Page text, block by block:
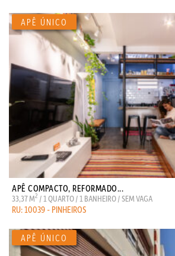
APÊ COMPACTO, REFORMADO...
33,37 M2 / 1 QUARTO / 1 BANHEIRO / SEM VAGA
RU: 10039 - PINHEIROS